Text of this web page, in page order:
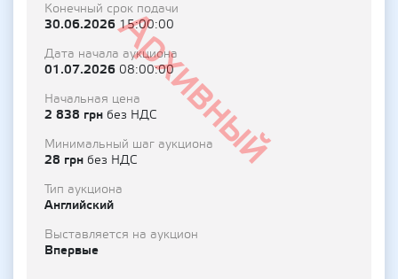
Архивный
Конечный срок подачи
30.06.202615:00:00
Дата начала аукциона
01.07.2026 08:00:00
Начальная цена
2 838 грн без НДС
Минимальный шаг аукциона
28 грн без НДС
Тип аукциона
Английский
Выставляется на аукцион
Впервые